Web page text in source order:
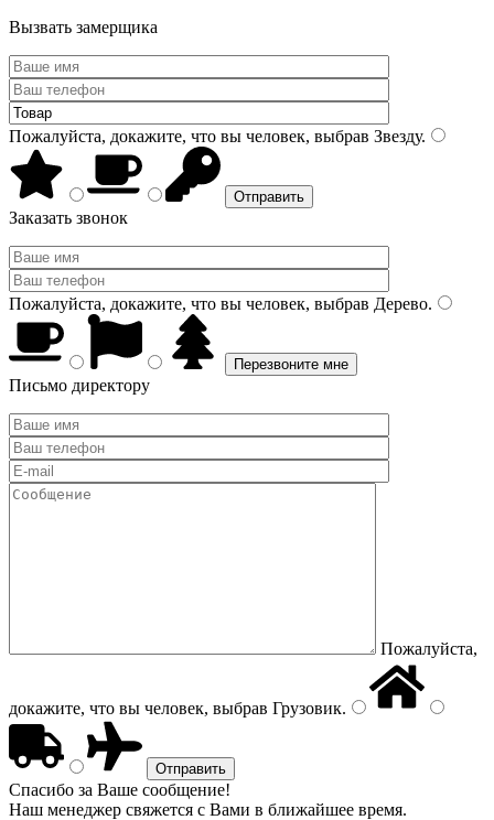
Вызвать замерщика
Пожалуйста, докажите, что вы человек, выбрав Звезду.
Заказать звонок
Пожалуйста, докажите, что вы человек, выбрав Дерево.
Письмо директору
Пожалуйста,
докажите, что вы человек, выбрав Грузовик.
Спасибо за Ваше сообщение!
Наш менеджер свяжется с Вами в ближайшее время.